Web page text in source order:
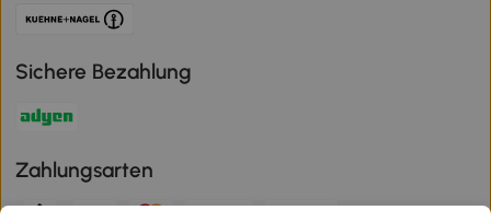
Sichere Bezahlung
Zahlungsarten